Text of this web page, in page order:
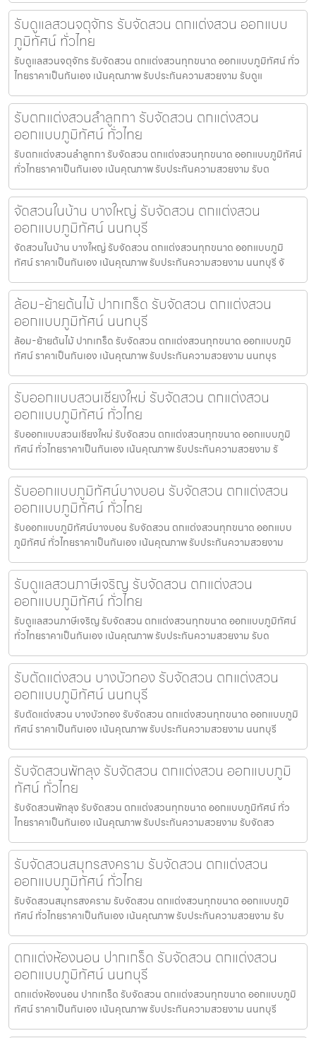
รับดูแลสวนจตุจักร รับจัดสวน ตกแต่งสวน ออกแบบ
ภูมิทัศน์ ทั่วไทย
รับดูแลสวนจตุจักร รับจัดสวน ตกแต่งสวนทุกขนาด ออกแบบภูมิทัศน์ ทั่ว
ไทยราคาเป็นกันเอง เน้นคุณภาพ รับประกันความสวยงาม รับดูแ
รับตกแต่งสวนลำลูกกา รับจัดสวน ตกแต่งสวน
ออกแบบภูมิทัศน์ ทั่วไทย
รับตกแต่งสวนลำลูกกา รับจัดสวน ตกแต่งสวนทุกขนาด ออกแบบภูมิทัศน์
ทั่วไทยราคาเป็นกันเอง เน้นคุณภาพ รับประกันความสวยงาม รับต
จัดสวนในบ้าน บางใหญ่ รับจัดสวน ตกแต่งสวน
ออกแบบภูมิทัศน์ นนทบุรี
จัดสวนในบ้าน บางใหญ่ รับจัดสวน ตกแต่งสวนทุกขนาด ออกแบบภูมิ
ทัศน์ ราคาเป็นกันเอง เน้นคุณภาพ รับประกันความสวยงาม นนทบุรี จั
ล้อม-ย้ายต้นไม้ ปากเกร็ด รับจัดสวน ตกแต่งสวน
ออกแบบภูมิทัศน์ นนทบุรี
ล้อม-ย้ายต้นไม้ ปากเกร็ด รับจัดสวน ตกแต่งสวนทุกขนาด ออกแบบภูมิ
ทัศน์ ราคาเป็นกันเอง เน้นคุณภาพ รับประกันความสวยงาม นนทบุร
รับออกแบบสวนเชียงใหม่ รับจัดสวน ตกแต่งสวน
ออกแบบภูมิทัศน์ ทั่วไทย
รับออกแบบสวนเชียงใหม่ รับจัดสวน ตกแต่งสวนทุกขนาด ออกแบบภูมิ
ทัศน์ ทั่วไทยราคาเป็นกันเอง เน้นคุณภาพ รับประกันความสวยงาม รั
รับออกแบบภูมิทัศน์บางบอน รับจัดสวน ตกแต่งสวน
ออกแบบภูมิทัศน์ ทั่วไทย
รับออกแบบภูมิทัศน์บางบอน รับจัดสวน ตกแต่งสวนทุกขนาด ออกแบบ
ภูมิทัศน์ ทั่วไทยราคาเป็นกันเอง เน้นคุณภาพ รับประกันความสวยงาม
รับดูแลสวนภาษีเจริญ รับจัดสวน ตกแต่งสวน
ออกแบบภูมิทัศน์ ทั่วไทย
รับดูแลสวนภาษีเจริญ รับจัดสวน ตกแต่งสวนทุกขนาด ออกแบบภูมิทัศน์
ทั่วไทยราคาเป็นกันเอง เน้นคุณภาพ รับประกันความสวยงาม รับด
รับตัดแต่งสวน บางบัวทอง รับจัดสวน ตกแต่งสวน
ออกแบบภูมิทัศน์ นนทบุรี
รับตัดแต่งสวน บางบัวทอง รับจัดสวน ตกแต่งสวนทุกขนาด ออกแบบภูมิ
ทัศน์ ราคาเป็นกันเอง เน้นคุณภาพ รับประกันความสวยงาม นนทบุรี
รับจัดสวนพัทลุง รับจัดสวน ตกแต่งสวน ออกแบบภูมิ
ทัศน์ ทั่วไทย
รับจัดสวนพัทลุง รับจัดสวน ตกแต่งสวนทุกขนาด ออกแบบภูมิทัศน์ ทั่ว
ไทยราคาเป็นกันเอง เน้นคุณภาพ รับประกันความสวยงาม รับจัดสว
รับจัดสวนสมุทรสงคราม รับจัดสวน ตกแต่งสวน
ออกแบบภูมิทัศน์ ทั่วไทย
รับจัดสวนสมุทรสงคราม รับจัดสวน ตกแต่งสวนทุกขนาด ออกแบบภูมิ
ทัศน์ ทั่วไทยราคาเป็นกันเอง เน้นคุณภาพ รับประกันความสวยงาม รับ
ตกแต่งห้องนอน ปากเกร็ด รับจัดสวน ตกแต่งสวน
ออกแบบภูมิทัศน์ นนทบุรี
ตกแต่งห้องนอน ปากเกร็ด รับจัดสวน ตกแต่งสวนทุกขนาด ออกแบบภูมิ
ทัศน์ ราคาเป็นกันเอง เน้นคุณภาพ รับประกันความสวยงาม นนทบุรี